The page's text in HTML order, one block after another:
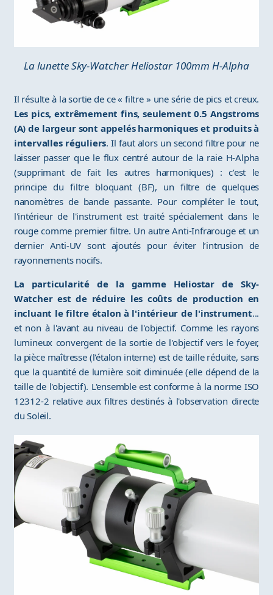
La lunette Sky-Watcher Heliostar 100mm H-Alpha
Il résulte à la sortie de ce « filtre » une série de pics et creux.
Les pics, extrêmement fins, seulement 0.5 Angstroms
(A) de largeur sont appelés harmoniques et produits à
intervalles réguliers. Il faut alors un second filtre pour ne
laisser passer que le flux centré autour de la raie H-Alpha
(supprimant de fait les autres harmoniques) : c’est le
principe du filtre bloquant (BF), un filtre de quelques
nanomètres de bande passante. Pour compléter le tout,
l'intérieur de l'instrument est traité spécialement dans le
rouge comme premier filtre. Un autre Anti-Infrarouge et un
dernier Anti-UV sont ajoutés pour éviter l’intrusion de
rayonnements nocifs.
La particularité de la gamme Heliostar de Sky-
Watcher est de réduire les coûts de production en
incluant le filtre étalon à l'intérieur de l'instrument...
et non à l'avant au niveau de l'objectif. Comme les rayons
lumineux convergent de la sortie de l'objectif vers le foyer,
la pièce maîtresse (l'étalon interne) est de taille réduite, sans
que la quantité de lumière soit diminuée (elle dépend de la
taille de l'objectif). L'ensemble est conforme à la norme ISO
12312-2 relative aux filtres destinés à l'observation directe
du Soleil.